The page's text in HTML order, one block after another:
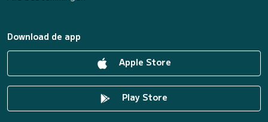
Download de app
Apple Store
Play Store